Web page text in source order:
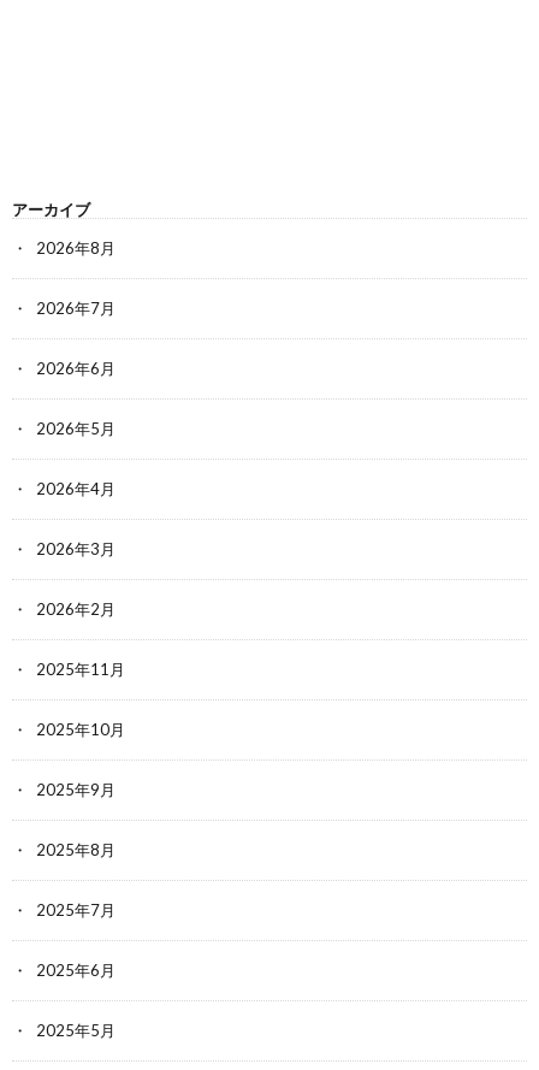
アーカイブ
2026年8月
2026年7月
2026年6月
2026年5月
2026年4月
2026年3月
2026年2月
2025年11月
2025年10月
2025年9月
2025年8月
2025年7月
2025年6月
2025年5月